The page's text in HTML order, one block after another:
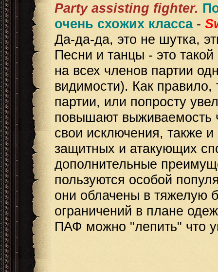
Party assisting fighter.
очень схожих класса -
Да-да-да, это не шутка,
Песни и танцы - это
на всех членов партии
видимости). Как
партии, или попросту
повышают выживаемость
свои исключения, также
защитных и атакующих
дополнительные
пользуются особой
они облачены в тяжелую
ограничений в плане
ПАФ можно "лепить" что